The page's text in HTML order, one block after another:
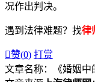
况作出判决。
遇到法律难题？找律
赞(0) 打赏
文章名称：《婚姻中